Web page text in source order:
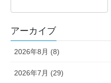
アーカイブ
2026年8月 (8)
2026年7月 (29)